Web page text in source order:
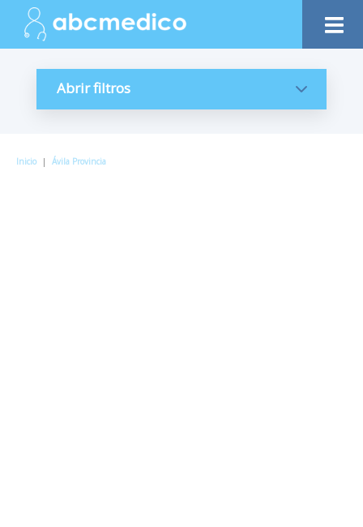
Abrir filtros
Inicio | Ávila Provincia